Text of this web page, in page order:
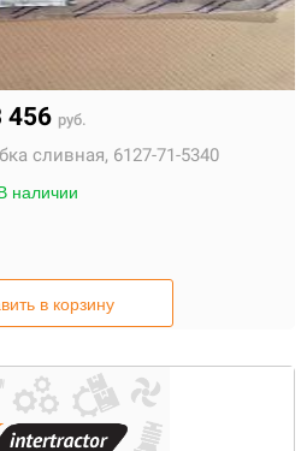
456 руб.
сливная, 6127-71-5340
наличии
в корзину